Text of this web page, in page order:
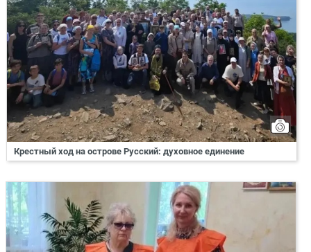
Крестный ход на острове Русский: духовное единение